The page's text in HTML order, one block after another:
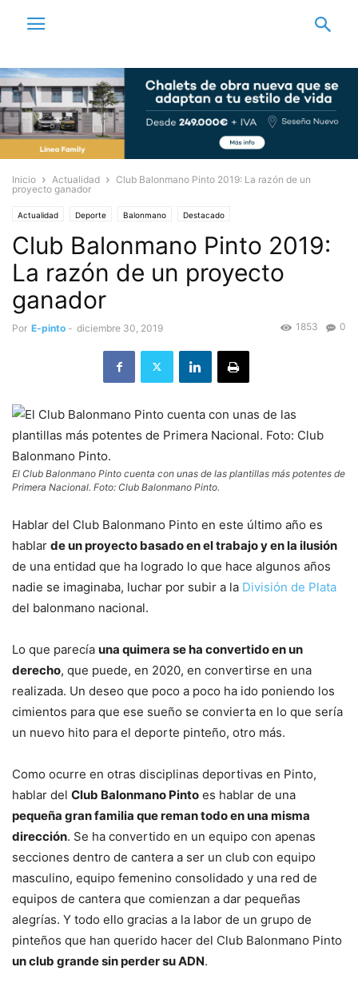
Inicio Actualidad
Club Balonmano Pinto 2019: La razón de un
proyecto ganador
Actualidad Deporte Balonmano Destacado
Club Balonmano Pinto 2019:
La razón de un proyecto
ganador
Por E-pinto - diciembre 30, 2019 0
1853
El Club Balonmano Pinto cuenta con unas de las plantillas más potentes de
Primera Nacional. Foto: Club Balonmano Pinto.
Hablar del Club Balonmano Pinto en este último año es
hablar de un proyecto basado en el trabajo y en la ilusión
de una entidad que ha logrado lo que hace algunos años
nadie se imaginaba, luchar por subir a la División de Plata
del balonmano nacional.
Lo que parecía una quimera se ha convertido en un
derecho, que puede, en 2020, en convertirse en una
realizada. Un deseo que poco a poco ha ido poniendo los
cimientos para que ese sueño se convierta en lo que sería
un nuevo hito para el deporte pinteño, otro más.
Como ocurre en otras disciplinas deportivas en Pinto,
hablar del Club Balonmano Pinto es hablar de una
pequeña gran familia que reman todo en una misma
dirección. Se ha convertido en un equipo con apenas
secciones dentro de cantera a ser un club con equipo
masculino, equipo femenino consolidado y una red de
equipos de cantera que comienzan a dar pequeñas
alegrías. Y todo ello gracias a la labor de un grupo de
pinteños que han querido hacer del Club Balonmano Pinto
un club grande sin perder su ADN.